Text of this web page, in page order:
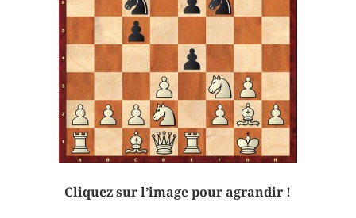
Cliquez sur l’image pour agrandir !